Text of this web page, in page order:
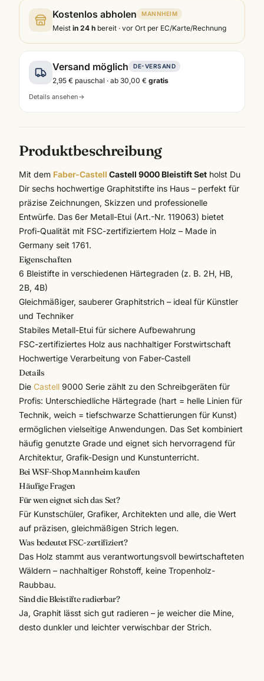
Kostenlos abholen MANNHEIM
Meist in 24 h bereit · vor Ort per EC/Karte/Rechnung
Versand möglich DE-VERSAND
2,95 € pauschal · ab 30,00 € gratis
Details ansehen→
Produktbeschreibung
Mit dem Faber-Castell Castell 9000 Bleistift Set holst Du
Dir sechs hochwertige Graphitstifte ins Haus – perfekt für
präzise Zeichnungen, Skizzen und professionelle
Entwürfe. Das 6er Metall-Etui (Art.-Nr. 119063) bietet
Profi-Qualität mit FSC-zertifiziertem Holz – Made in
Germany seit 1761.
Eigenschaften
6 Bleistifte in verschiedenen Härtegraden (z. B. 2H, HB,
2B, 4B)
Gleichmäßiger, sauberer Graphitstrich – ideal für Künstler
und Techniker
Stabiles Metall-Etui für sichere Aufbewahrung
FSC-zertifiziertes Holz aus nachhaltiger Forstwirtschaft
Hochwertige Verarbeitung von Faber-Castell
Details
Die Castell 9000 Serie zählt zu den Schreibgeräten für
Profis: Unterschiedliche Härtegrade (hart = helle Linien für
Technik, weich = tiefschwarze Schattierungen für Kunst)
ermöglichen vielseitige Anwendungen. Das Set kombiniert
häufig genutzte Grade und eignet sich hervorragend für
Architektur, Grafik-Design und Kunstunterricht.
Bei WSF-Shop Mannheim kaufen
Häufige Fragen
Für wen eignet sich das Set?
Für Kunstschüler, Grafiker, Architekten und alle, die Wert
auf präzisen, gleichmäßigen Strich legen.
Was bedeutet FSC-zertifiziert?
Das Holz stammt aus verantwortungsvoll bewirtschafteten
Wäldern – nachhaltiger Rohstoff, keine Tropenholz-
Raubbau.
Sind die Bleistifte radierbar?
Ja, Graphit lässt sich gut radieren – je weicher die Mine,
desto dunkler und leichter verwischbar der Strich.